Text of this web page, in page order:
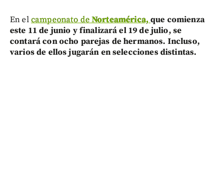
En elcampeonato deNorteamérica,que comienza
este 11 de junio y finalizará el 19 de julio, se
contará con ocho parejas de hermanos. Incluso,
varios de ellos jugarán en selecciones distintas.